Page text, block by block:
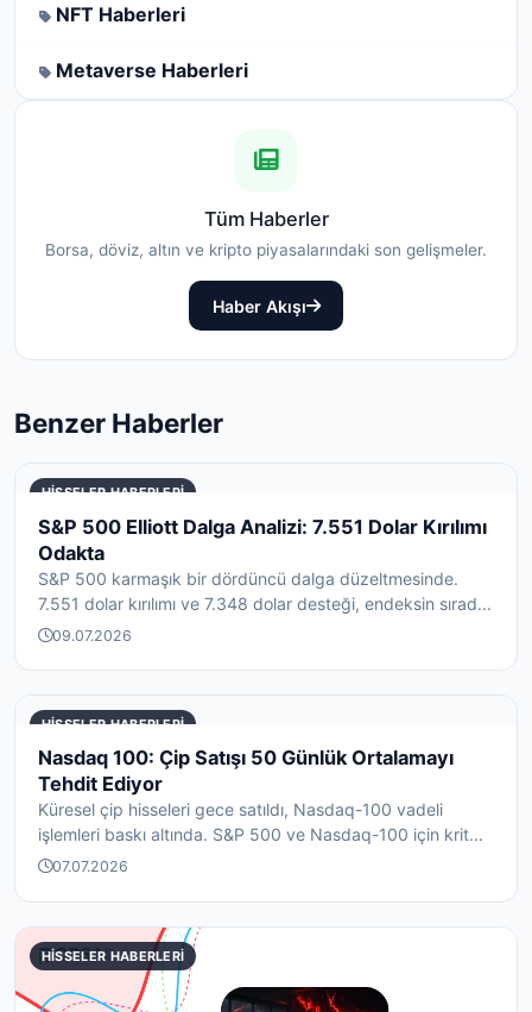
NFT Haberleri
Metaverse Haberleri
Tüm Haberler
Borsa, döviz, altın ve kripto piyasalarındaki son gelişmeler.
Haber Akışı
Benzer Haberler
HISSELER HABERLERI
S&P 500 Elliott Dalga Analizi: 7.551 Dolar Kırılımı
Odakta
S&P 500 karmaşık bir dördüncü dalga düzeltmesinde.
7.551 dolar kırılımı ve 7.348 dolar desteği, endeksin sırad...
09.07.2026
HISSELER HABERLERI
Nasdaq 100: Çip Satışı 50 Günlük Ortalamayı
Tehdit Ediyor
Küresel çip hisseleri gece satıldı, Nasdaq-100 vadeli
işlemleri baskı altında. S&P 500 ve Nasdaq-100 için krit...
07.07.2026
HISSELER HABERLERI